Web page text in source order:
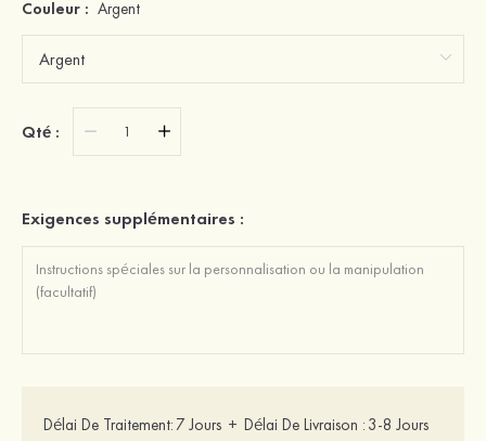
Couleur : Argent
Qté :
Exigences supplémentaires :
Délai De Traitement: 7 Jours + Délai De Livraison : 3-8 Jours